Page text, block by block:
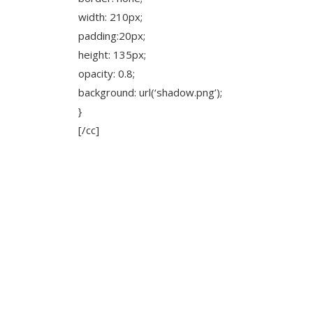
width: 210px;
padding:20px;
height: 135px;
opacity: 0.8;
background: url(‘shadow.png’);
}
[/cc]